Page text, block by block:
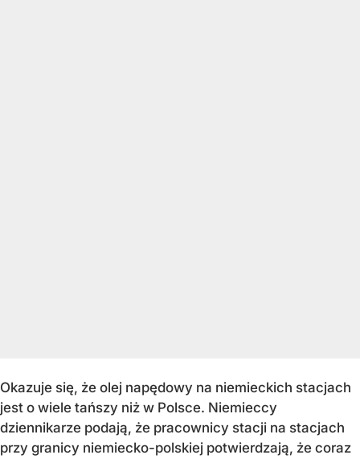
Okazuje się, że olej napędowy na niemieckich stacjach
jest o wiele tańszy niż w Polsce. Niemieccy
dziennikarze podają, że pracownicy stacji na stacjach
przy granicy niemiecko-polskiej potwierdzają, że coraz